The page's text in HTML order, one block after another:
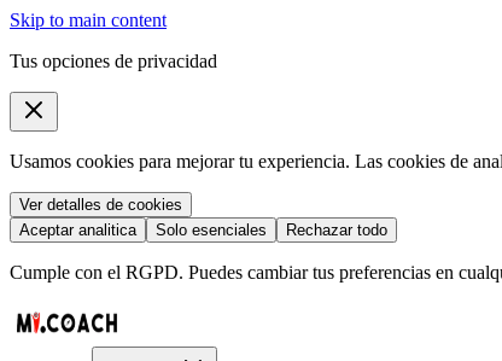
Skip to main content
Tus opciones de privacidad
Usamos cookies para mejorar tu experiencia. Las cookies de
Ver detalles de cookies
Aceptar analitica
Solo esenciales Rechazar todo
Cumple con el RGPD. Puedes cambiar tus preferencias en